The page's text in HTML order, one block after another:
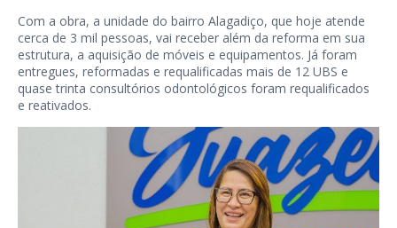
Com a obra, a unidade do bairro Alagadiço, que hoje atende
cerca de 3 mil pessoas, vai receber além da reforma em sua
estrutura, a aquisição de móveis e equipamentos. Já foram
entregues, reformadas e requalificadas mais de 12 UBS e
quase trinta consultórios odontológicos foram requalificados
e reativados.